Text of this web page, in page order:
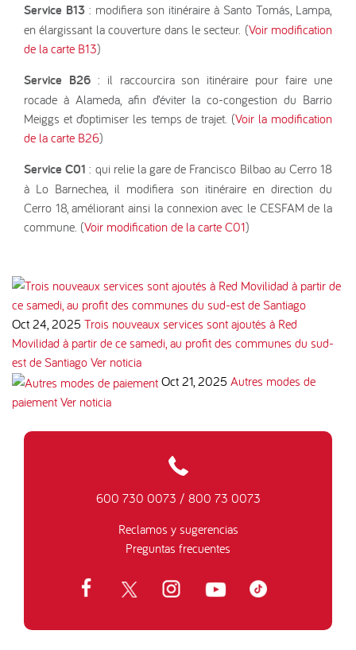
Service B13 : modifiera son itinéraire à Santo Tomás, Lampa,
en élargissant la couverture dans le secteur. (Voir modification
de la carte B13)
Service B26: il raccourcira son itinéraire pour faire une
rocade à Alameda, afin d’éviter la co-congestion du Barrio
Meiggs et d’optimiser les temps de trajet. (Voir la modification
de la carte B26)
Service C01 : qui relie la gare de Francisco Bilbao au Cerro 18
à Lo Barnechea, il modifiera son itinéraire en direction du
Cerro 18, améliorant ainsi la connexion avec le CESFAM de la
commune. (Voir modification de la carte C01)
Oct 24, 2025 Trois nouveaux services sont ajoutés à Red
Movilidad à partir de ce samedi, au profit des communes du sud-
est de Santiago Ver noticia
Oct 21, 2025 Autres modes de
paiement Ver noticia
600 730 0073 / 800 73 0073
Reclamos y sugerencias
Preguntas frecuentes